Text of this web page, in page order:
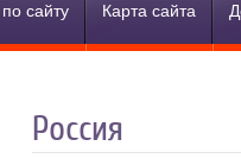
сайту Карта сайта
Россия